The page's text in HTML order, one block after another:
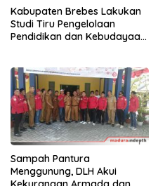
Kabupaten Brebes Lakukan
Studi Tiru Pengelolaan
Pendidikan dan Kebudayaan
Sampah Pantura
Menggunung, DLH Akui